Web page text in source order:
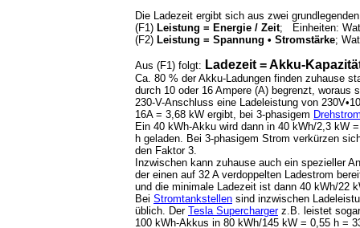
Die Ladezeit ergibt sich aus zwei
(F1) Leistung = Energie / Zeit; Einheiten:
(F2) Leistung = Spannung • Stromstärke;
Aus (F1) folgt: Ladezeit = Akku-
Ca. 80 % der Akku-Ladungen finden zuhause
durch 10 oder 16 Ampere (A) begrenzt, woraus
230-V-Anschluss eine Ladeleistung von
16A = 3,68 kW ergibt, bei 3-phasigem
Ein 40 kWh-Akku wird dann in 40 kWh/2,3 kW
h geladen. Bei 3-phasigem Strom verkürzen
den Faktor 3.
Inzwischen kann zuhause auch ein spezieller
der einen auf 32 A verdoppelten Ladestrom
und die minimale Ladezeit ist dann 40 kWh/22
Bei Stromtankstellen sind inzwischen
üblich. Der Tesla Superchargerz.B. leistet
100 kWh-Akkus in 80 kWh/145 kW = 0,55 h =